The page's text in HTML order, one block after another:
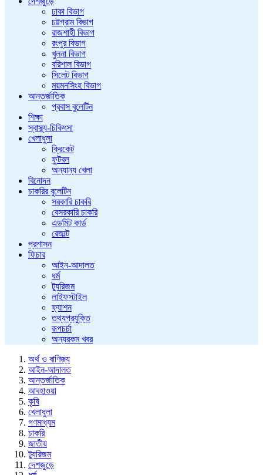
ঢাকা বিভাগ
চট্টগ্রাম বিভাগ
রাজশাহী বিভাগ
রংপুর বিভাগ
খুলনা বিভাগ
বরিশাল বিভাগ
সিলেট বিভাগ
ময়মনসিংহ বিভাগ
আন্তর্জাতিক
প্রবাস বুলেটিন
শিক্ষা
স্বাস্থ্য-চিকিৎসা
খেলাধুলা
ক্রিকেট
ফুটবল
অন্যান্য খেলা
বিনোদন
চাকরির বুলেটিন
সরকারি চাকরি
বেসরকারি চাকরি
এডমিট কার্ড
রেজাল্ট
প্রশাসন
ফিচার
আইন-আদালত
ধর্ম
ট্যুরিজম
লাইফস্টাইল
ফ্যাশন
তথ্যপ্রযুক্তি
রূপচর্চা
অন্যরকম খবর
অর্থ ও বাণিজ্য
আইন-আদালত
আন্তর্জাতিক
আবহাওয়া
কৃষি
খেলাধুলা
গণমাধ্যম
চাকরি
জাতীয়
ট্যুরিজম
দেশজুড়ে